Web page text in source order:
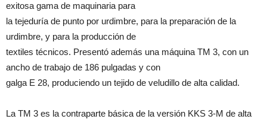
exitosa gama de maquinaria para
la tejeduría de punto por urdimbre, para la preparación de la
urdimbre, y para la producción de
textiles técnicos. Presentó además una máquina TM 3, con un
ancho de trabajo de 186 pulgadas y con
galga E 28, produciendo un tejido de veludillo de alta calidad.
La TM 3 es la contraparte básica de la versión KKS 3-M de alta